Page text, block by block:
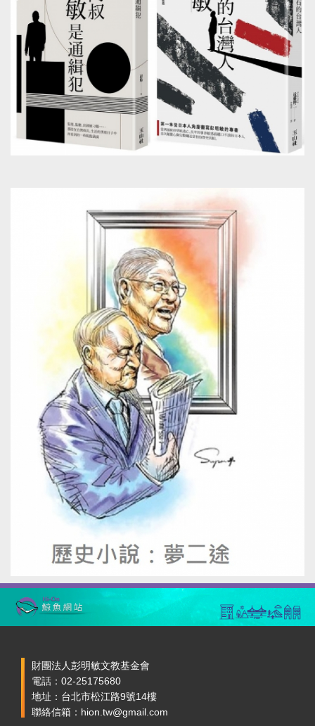
財團法人彭明敏文教基金會
電話：02-25175680
地址：台北市松江路9號14樓
聯絡信箱：hion.tw@gmail.com